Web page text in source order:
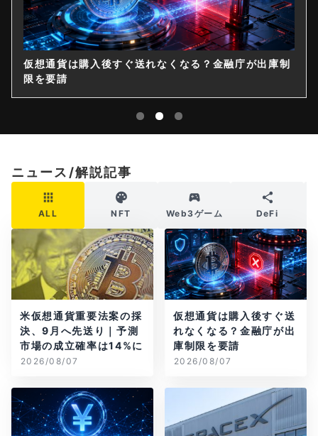
仮想通貨は購入後すぐ送れなくなる？金融庁が出庫制
限を要請
ニュース/解説記事
ALL NFT Web3ゲーム DeFi
米仮想通貨重要法案の採
決、9月へ先送り｜予測
市場の成立確率は14%に
2026/08/07
仮想通貨は購入後すぐ送
れなくなる？金融庁が出
庫制限を要請
2026/08/07